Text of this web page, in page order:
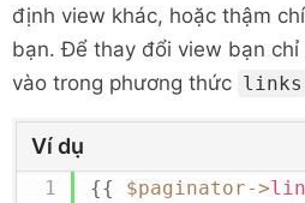
định view khác, hoặc thậm
bạn. Để thay đổi view bạn
vào trong phương thức links
Ví dụ
{{ $paginator->